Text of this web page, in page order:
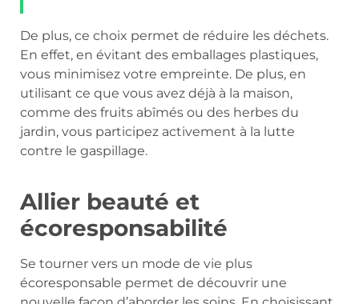
De plus, ce choix permet de réduire les déchets.
En effet, en évitant des emballages plastiques,
vous minimisez votre empreinte. De plus, en
utilisant ce que vous avez déjà à la maison,
comme des fruits abîmés ou des herbes du
jardin, vous participez activement à la lutte
contre le gaspillage.
Allier beauté et
écoresponsabilité
Se tourner vers un mode de vie plus
écoresponsable permet de découvrir une